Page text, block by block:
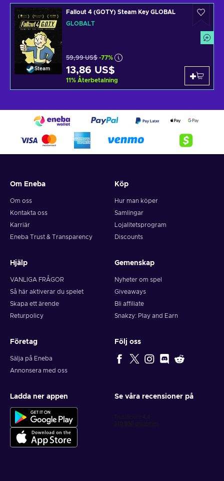
Steam
Fallout 4 (GOTY) Steam Key GLOBAL
GLOBALT
59,99 US$ -77%
13,86 US$
11% Återbetalning
Om Eneba
Om oss
Kontakta oss
Karriär
Eneba Trust & Transparency
Köp
Hur man köper
Samlingar
Lojalitetsprogram
Discounts
Hjälp
VANLIGA FRÅGOR
Så här aktiverar du spelet
Skapa ett ärende
Returpolicy
Gemenskap
Nyheter om spel
Giveaways
Bli affiliate
Snakzy: Play and Earn
Företag
Sälja på Eneba
Annonsera med oss
Följ oss
Ladda ner appen Se våra recensioner på